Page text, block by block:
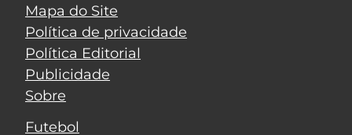
Mapa do Site
Política de privacidade
Política Editorial
Publicidade
Sobre
Futebol